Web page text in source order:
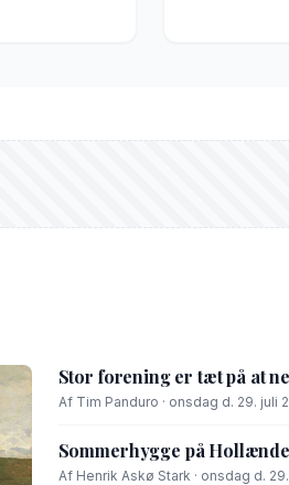
Stor forening er tæt på at
Af Tim Panduro · onsdag d. 29. juli
Sommerhygge på
Af Henrik Askø Stark · onsdag d.